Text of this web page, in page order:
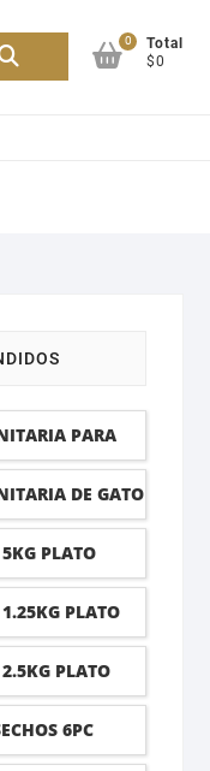
0
Total
$0
PARA
10 LTIDE GATO
PLATO
PLATO
PLATO
6PC